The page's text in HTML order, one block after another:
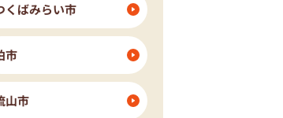
くばみらい市
市
山市